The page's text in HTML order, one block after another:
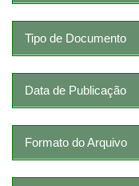
Tipo de Documento
Data de Publicação
Formato do Arquivo